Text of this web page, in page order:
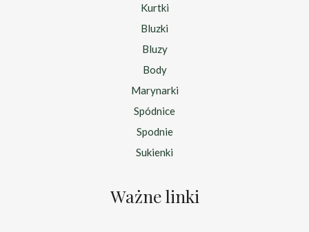
Kurtki
Bluzki
Bluzy
Body
Marynarki
Spódnice
Spodnie
Sukienki
Ważne linki